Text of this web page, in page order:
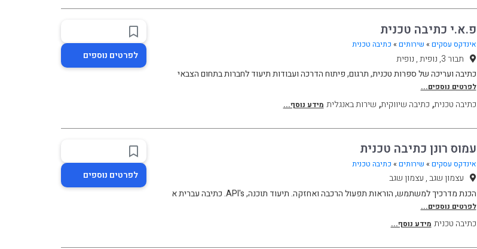
פ.א.י כתיבה טכנית
אינדקס עסקים » שירותים » כתיבה טכנית
תבור 3, נופית , נופית
כתיבה ועריכה של ספרות טכנית, תרגום, פיתוח הדרכה ועבודות תיעוד לחברות בתחום הצבאי
לפרטים נוספים...
כתיבה טכנית, כתיבה שיווקית, שירות באנגלית מידע נוסף...
לפרטים נוספים
עמוס רונן כתיבה טכנית
אינדקס עסקים » שירותים » כתיבה טכנית
עצמון שגב , עצמון שגב
הכנת מדרכיך למשתמש, הוראות תפעול הרכבה ואחזקה. תיעוד תוכנה, API's. כתיבה עברית א
לפרטים נוספים...
כתיבה טכנית מידע נוסף...
לפרטים נוספים